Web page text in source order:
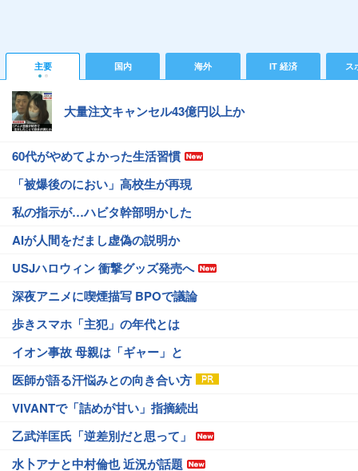
主要 国内 海外 IT 経済 ス
大量注文キャンセル43億円以上か
60代がやめてよかった生活習慣
「被爆後のにおい」高校生が再現
私の指示が…ハビタ幹部明かした
AIが人間をだまし虚偽の説明か
USJハロウィン 衝撃グッズ発売へ
深夜アニメに喫煙描写 BPOで議論
歩きスマホ「主犯」の年代とは
イオン事故 母親は「ギャー」と
医師が語る汗悩みとの向き合い方
VIVANTで「詰めが甘い」指摘続出
乙武洋匡氏「逆差別だと思って」
水卜アナと中村倫也 近況が話題